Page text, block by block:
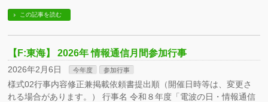
この記事を読む
【F:東海】 2026年 情報通信月間参加行事
2026年2月6日 今年度 参加行事
様式02行事内容修正兼掲載依頼書提出順（開催日時等は、変更さ
れる場合があります。） 行事名 令和８年度「電波の日・情報通信